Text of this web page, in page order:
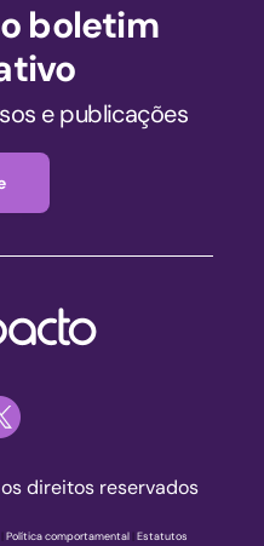
boletim
e publicações
direitos reservados
Política comportamental|Estatutos